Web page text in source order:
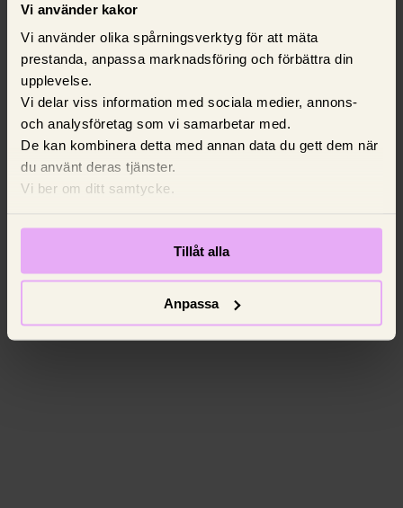
Vi använder kakor
Vi använder olika spårningsverktyg för att mäta
prestanda, anpassa marknadsföring och förbättra din
upplevelse.
Vi delar viss information med sociala medier, annons-
och analysföretag som vi samarbetar med.
De kan kombinera detta med annan data du gett dem när
du använt deras tjänster.
Vi ber om ditt samtycke.
Tillåt alla
Anpassa